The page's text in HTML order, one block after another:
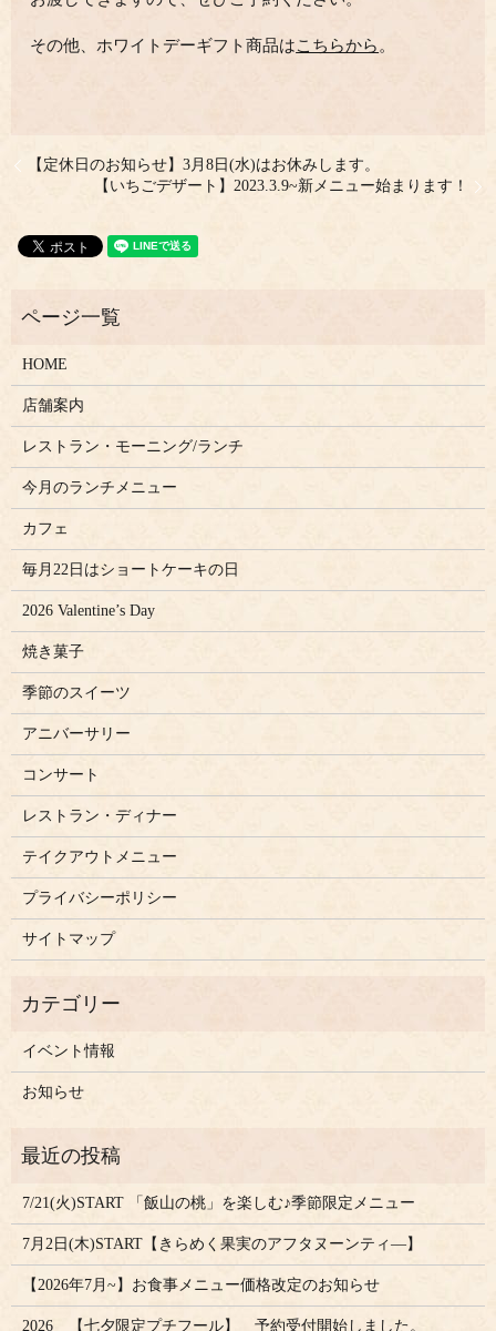
その他、ホワイトデーギフト商品はこちらから 。
【定休日のお知らせ】3月8日(水)はお休みします。
【いちごデザート】2023.3.9~新メニュー始まります！
HOME
店舗案内
レストラン・モーニング/ランチ
今月のランチメニュー
カフェ
毎月22日はショートケーキの日
2026 Valentine’s Day
焼き菓子
季節のスイーツ
アニバーサリー
コンサート
レストラン・ディナー
テイクアウトメニュー
プライバシーポリシー
サイトマップ
イベント情報
お知らせ
7/21(火)START 「飯山の桃」を楽しむ♪季節限定メニュー
7月2日(木)START【きらめく果実のアフタヌーンティ―】
【2026年7月~】お食事メニュー価格改定のお知らせ
2026 【七夕限定プチフール】 予約受付開始しました。